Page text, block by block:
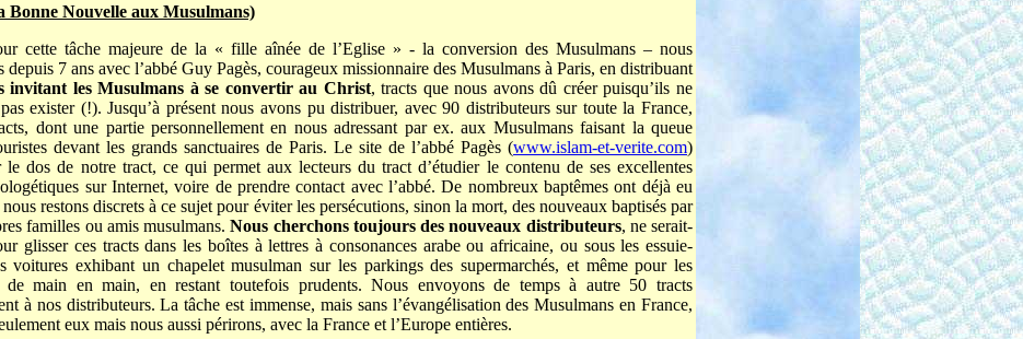
Bonne Nouvelle aux Musulmans)
cette tâche majeure de la « fille aînée de l’Eglise » - la conversion des Musulmans – nous
depuis 7 ans avec l’abbé Guy Pagès, courageux missionnaire des Musulmans à Paris, en distribuant
invitant les Musulmans à se convertir au Christ, tracts que nous avons dû créer puisqu’ils ne
exister (!). Jusqu’à présent nous avons pu distribuer, avec 90 distributeurs sur toute la France,
dont une partie personnellement en nous adressant par ex. aux Musulmans faisant la queue
devant les grands sanctuaires de Paris. Le site de l’abbé Pagès (www.islam-et-verite.com)
le dos de notre tract, ce qui permet aux lecteurs du tract d’étudier le contenu de ses excellentes
sur Internet, voire de prendre contact avec l’abbé. De nombreux baptêmes ont déjà eu
restons discrets à ce sujet pour éviter les persécutions, sinon la mort, des nouveaux baptisés par
familles ou amis musulmans.Nous cherchons toujours des nouveaux distributeurs, ne serait-
glisser ces tracts dans les boîtes à lettres à consonances arabe ou africaine, ou sous les essuie-
voitures exhibant un chapelet musulman sur les parkings des supermarchés, et même pour les
de main en main, en restant toutefois prudents. Nous envoyons de temps à autre 50 tracts
à nos distributeurs. La tâche est immense, mais sans l’évangélisation des Musulmans en France,
eux mais nous aussi périrons, avec la France et l’Europe entières.